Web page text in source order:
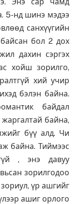
5-нд шинэ мэдээ
санхүүгийн
бол 2 дох
дахин сэргэх
хойш зорилго,
хий учир
бэлэн байна.
байдал
байна,
бүү алд. Чи
байна. Тиймээс
, энэ давуу
зорилгодоо
үр ашгийг
ашиг орлого